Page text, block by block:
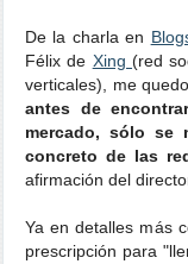
De la charla en
Félix de Xing(red
verticales), me
antes de
mercado, sólo se
concreto de las
afirmación del
Ya en detalles más
prescripción para